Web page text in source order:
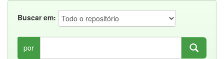
Buscar em:
por